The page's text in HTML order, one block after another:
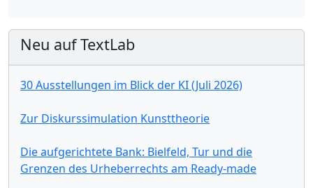
Neu auf TextLab
30 Ausstellungen im Blick der KI (Juli 2026)
Zur Diskurssimulation Kunsttheorie
Die aufgerichtete Bank: Bielfeld, Tur und die
Grenzen des Urheberrechts am Ready-made